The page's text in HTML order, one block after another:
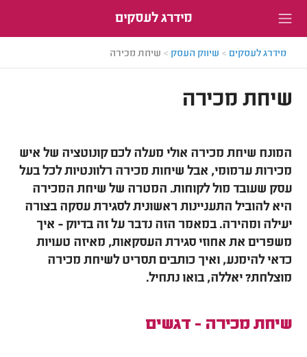
מידרג לעסקים
מידרג לעסקים > שיווק העסק > שיחת מכירה
שיחת מכירה
המונח שיחת מכירה אולי מעלה לכם קונוטציה של איש
מכירות ערמומי, אבל שיחות מכירה רלוונטיות לכל בעל
עסק שעובד מול לקוחות. המטרה של שיחת המכירה
היא להוביל התעניינות ראשונית לסגירת עסקה בצורה
יעילה ומהירה. במאמר הזה נדבר על זה בדיוק - איך
משפרים את אחוזי סגירת העסקאות, מאיזה טעויות
כדאי להימנע, ואיך כותבים תסריט לשיחת מכירה
מוצלחת? יאללה, בואו נתחיל.
שיחת מכירה - דגשים